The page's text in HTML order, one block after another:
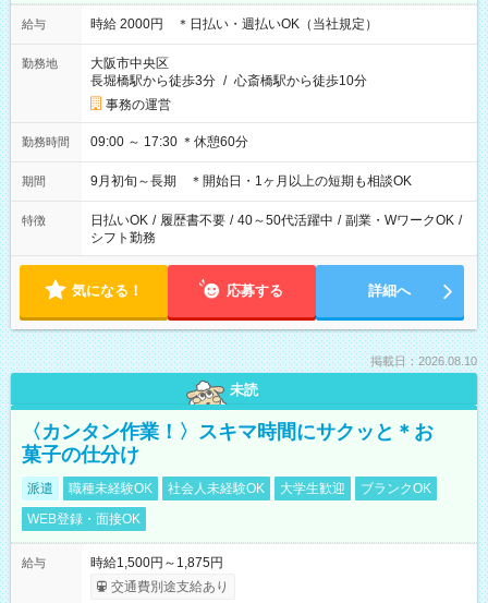
給与 時給 2000円 ＊日払い・週払いOK（当社規定）
勤務地
大阪市中央区
長堀橋駅から徒歩3分 / 心斎橋駅から徒歩10分
事務の運営
勤務時間 09:00 ～ 17:30 ＊休憩60分
期間 9月初旬～長期 ＊開始日・1ヶ月以上の短期も相談OK
特徴 日払いOK / 履歴書不要 / 40～50代活躍中 / 副業・WワークOK /
シフト勤務
気になる！ 応募する 詳細へ
掲載日：2026.08.10
未読
〈カンタン作業！〉スキマ時間にサクッと＊お
菓子の仕分け
派遣 職種未経験OK 社会人未経験OK 大学生歓迎
ブランクOK
WEB登録・面接OK
給与
時給1,500円～1,875円
交通費別途支給あり